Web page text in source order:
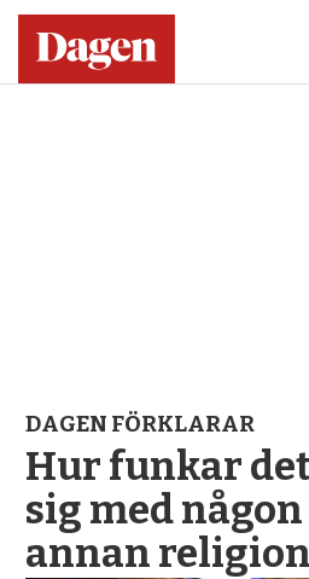
DAGEN FÖRKLARAR
Hur funkar
sig med någon
annan